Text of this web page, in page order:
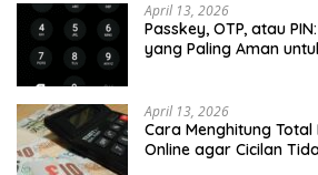
April 13, 2026
Passkey, OTP, atau
yang Paling Aman
April 13, 2026
Cara Menghitung
Online agar Cicilan